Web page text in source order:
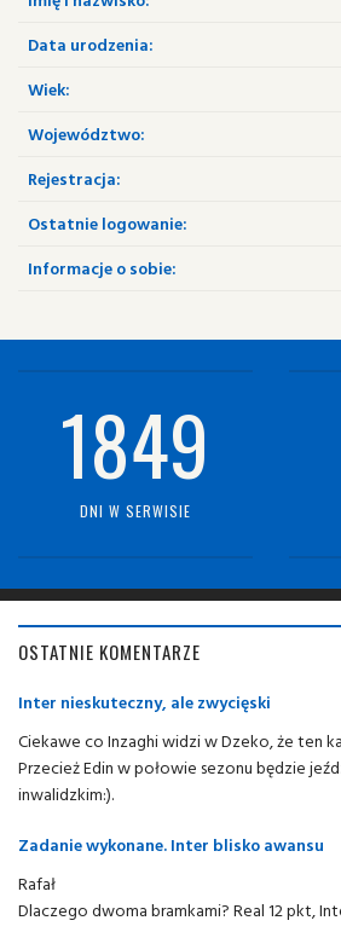
Data urodzenia:
Wiek:
Województwo:
Rejestracja:
Ostatnie logowanie:
Informacje o sobie:
1849
DNI W SERWISIE
OSTATNIE KOMENTARZE
Inter nieskuteczny, ale zwycięski
Ciekawe co Inzaghi widzi w Dzeko, że ten
Przecież Edin w połowie sezonu będzie
inwalidzkim:).
Zadanie wykonane. Inter blisko awansu
Rafał
Dlaczego dwoma bramkami? Real 12 pkt,